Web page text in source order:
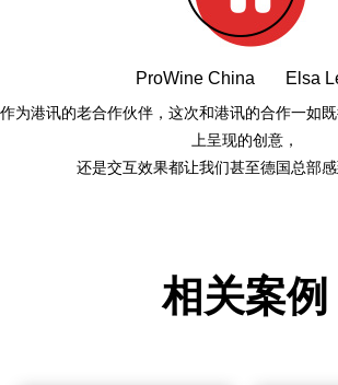
ProWine China Elsa
作为港讯的老合作伙伴，这次和港讯的合作一如
上呈现的创意，
还是交互效果都让我们甚至德国总部
相关案例